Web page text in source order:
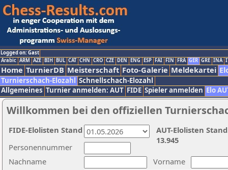
Logged on: Gast
Arabic ARM AZE BIH BUL CAT CHN CRO CZE DEN ENG ESP FAI FIN FRA GER GRE INA
Home TurnierDB Meisterschaft Foto-Galerie Meldekartei
Turnierschach-Elozahl Schnellschach-Elozahl
Allgemeines Turnier anmelden: AUT FIDE Spieler anmelden Elo
Willkommen bei den offiziellen
Nachname
Vorname
Personennummer
AUT-Elolisten
13.945
FIDE-Elolisten Stand